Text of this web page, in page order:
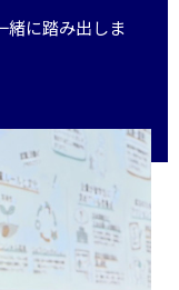
緒に踏み出しま